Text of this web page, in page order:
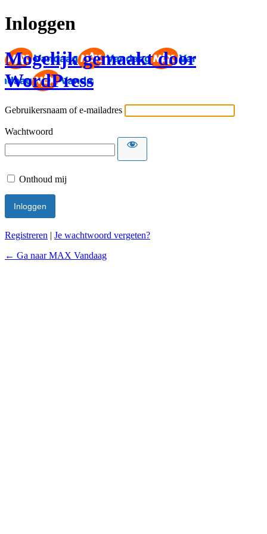
Inloggen
Mogelijk gemaakt door
WordPress
Gebruikersnaam of e-mailadres
Wachtwoord
Onthoud mij
Registreren | Je wachtwoord vergeten?
← Ga naar MAX Vandaag